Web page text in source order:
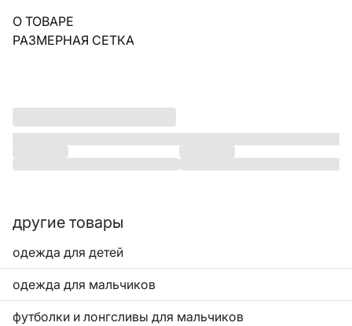
О ТОВАРЕ
РАЗМЕРНАЯ СЕТКА
другие товары
одежда для детей
одежда для мальчиков
футболки и лонгсливы для мальчиков